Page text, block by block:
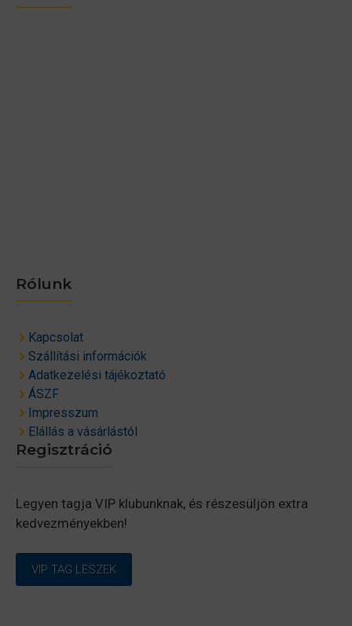
Rólunk
Kapcsolat
Szállítási információk
Adatkezelési tájékoztató
ÁSZF
Impresszum
Elállás a vásárlástól
Regisztráció
Legyen tagja VIP klubunknak, és részesüljön extra
kedvezményekben!
VIP TAG LESZEK